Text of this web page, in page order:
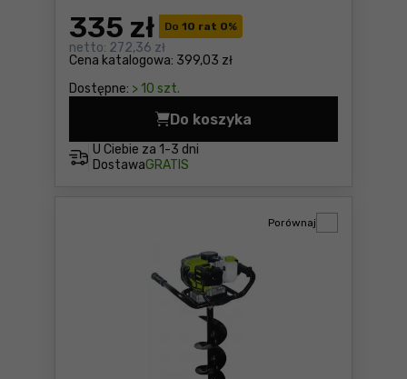
Do 10 rat 0%
Cena katalogowa: 399,03 zł
335 zł
netto: 272,36 zł
Dostępne: > 10 szt.
U Ciebie za 1-3 dni
DostawaGRATIS
Do koszyka
Kompresor walizkowy
Porównaj